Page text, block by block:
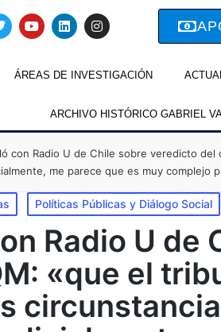
ÁREAS DE INVESTIGACIÓN
ARCHIVO HISTÓRICO GABRIEL
con Radio U de Chile sobre veredicto
me parece que es muy complejo
Políticas Públicas y Diálogo Social
Radio U de
«que el